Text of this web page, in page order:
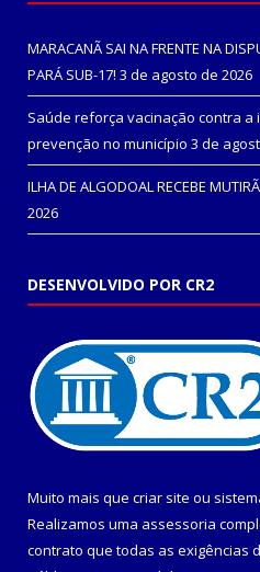
MARACANÃ SAI NA FRENTE NA
PARÁ SUB-17! 3 de agosto de 2026
Saúde reforça vacinação contra
prevenção no município 3 de
ILHA DE ALGODOAL RECEBE
2026
DESENVOLVIDO POR CR2
Muito mais que criar site ou
Realizamos uma assessoria
contrato que todas as exigências